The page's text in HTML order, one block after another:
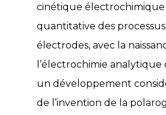
cinétique électrochimique
quantitative des
électrodes, avec la
l’électrochimie
un développement
de l’invention de la